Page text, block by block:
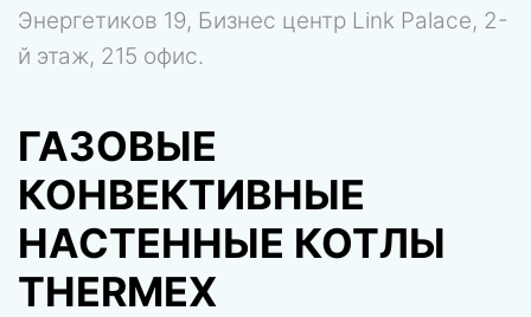
Энергетиков 19, Бизнес центр Link Palace, 2-
й этаж, 215 офис.
ГАЗОВЫЕ
КОНВЕКТИВНЫЕ
НАСТЕННЫЕ КОТЛЫ
THERMEX